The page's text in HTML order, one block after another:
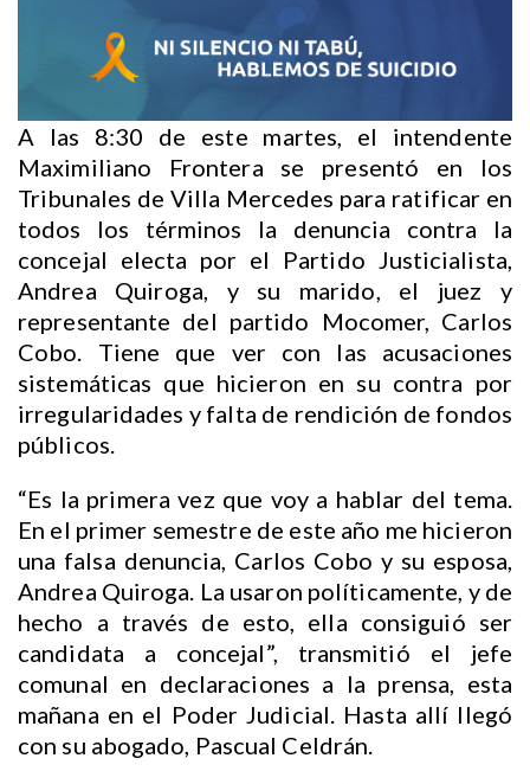
A las 8:30 de este martes, el intendente
Maximiliano Frontera se presentó en los
Tribunales de Villa Mercedes para ratificar en
todos los términos la denuncia contra la
concejal electa por el Partido Justicialista,
Andrea Quiroga, y su marido, el juez y
representante del partido Mocomer, Carlos
Cobo. Tiene que ver con las acusaciones
sistemáticas que hicieron en su contra por
irregularidades y falta de rendición de fondos
públicos.
“Es la primera vez que voy a hablar del tema.
En el primer semestre de este año me hicieron
una falsa denuncia, Carlos Cobo y su esposa,
Andrea Quiroga. La usaron políticamente, y de
hecho a través de esto, ella consiguió ser
candidata a concejal”, transmitió el jefe
comunal en declaraciones a la prensa, esta
mañana en el Poder Judicial. Hasta allí llegó
con su abogado, Pascual Celdrán.